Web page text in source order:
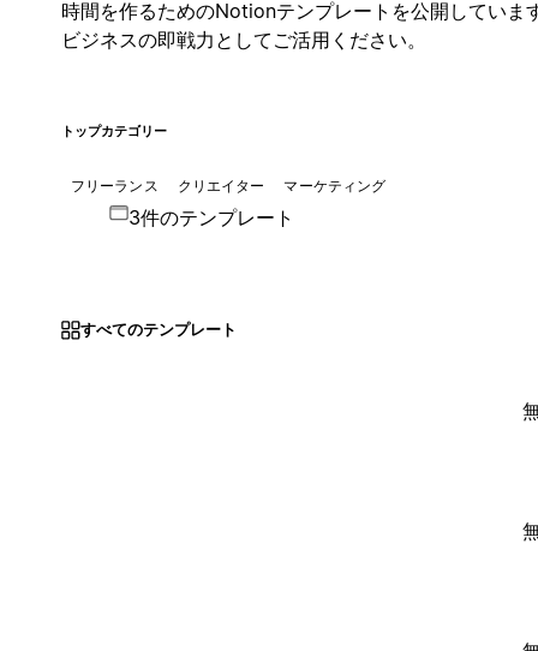
時間を作るためのNotionテンプレートを公開していま
ビジネスの即戦力としてご活用ください。
トップカテゴリー
フリーランス クリエイター マーケティング
3件のテンプレート
すべてのテンプレート